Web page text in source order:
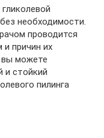
необходимости.
проводится
причин их
вы можете
и стойкий
пилинга